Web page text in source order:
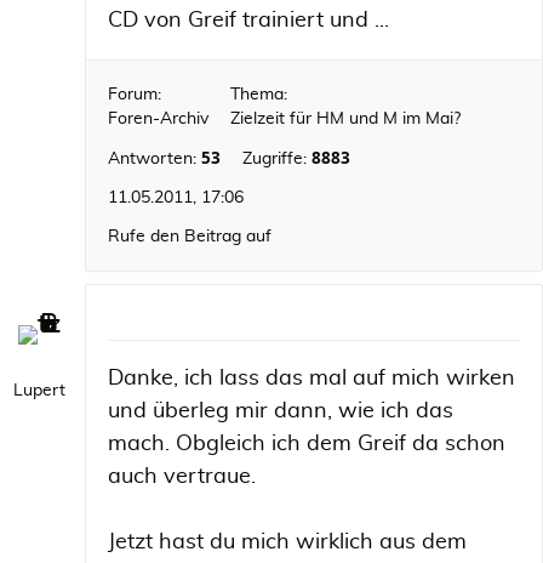
CD von Greif trainiert und ...
Forum:
Foren-Archiv
Thema:
Zielzeit für HM und M im Mai?
Antworten: 53 Zugriffe: 8883
11.05.2011, 17:06
Rufe den Beitrag auf
Lupert
Danke, ich lass das mal auf mich wirken
und überleg mir dann, wie ich das
mach. Obgleich ich dem Greif da schon
auch vertraue.
Jetzt hast du mich wirklich aus dem